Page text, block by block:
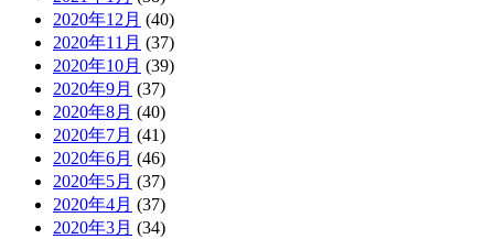
2020年12月 (40)
2020年11月 (37)
2020年10月 (39)
2020年9月 (37)
2020年8月 (40)
2020年7月 (41)
2020年6月 (46)
2020年5月 (37)
2020年4月 (37)
2020年3月 (34)